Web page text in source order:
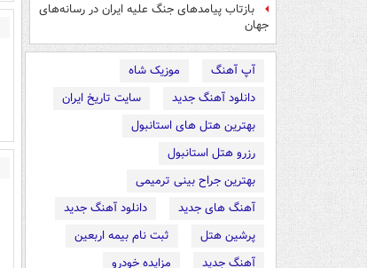
بازتاب پیامدهای جنگ علیه ایران در رسانه‌های
جهان
آپ آهنگ
موزیک شاه
دانلود آهنگ جدید
سایت تاریخ ایران
بهترین هتل های استانبول
رزرو هتل استانبول
بهترین جراح بینی ترمیمی
آهنگ های جدید
دانلود آهنگ جدید
پرشین هتل
ثبت نام بیمه اربعین
آهنگ جدید
مزایده خودرو